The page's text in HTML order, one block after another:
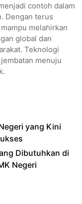
contoh dalam
Dengan terus
melahirkan
global dan
Teknologi
menuju
yang Kini
Dibutuhkan di
Negeri